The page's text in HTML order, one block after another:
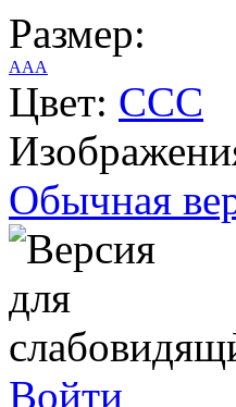
Размер:
AAA
Цвет: CCC
Обычная
Войти